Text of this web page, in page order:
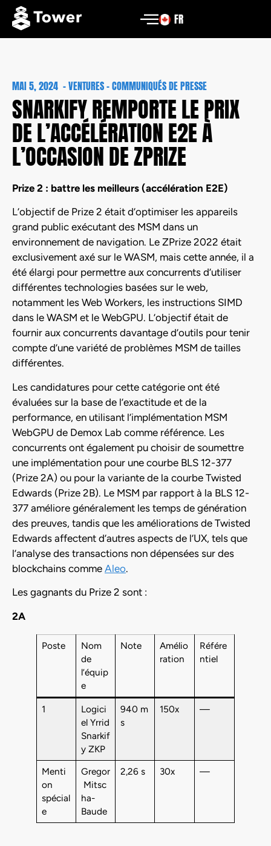
FR
MAI 5, 2024 -VENTURES - COMMUNIQUÉS DE PRESSE
SNARKIFY REMPORTE LE PRIX
DE L’ACCÉLÉRATION E2E À
L’OCCASION DE ZPRIZE
Prize 2 : battre les meilleurs (accélération E2E)
L’objectif de Prize 2 était d’optimiser les appareils
grand public exécutant des MSM dans un
environnement de navigation. Le ZPrize 2022 était
exclusivement axé sur le WASM, mais cette année, il a
été élargi pour permettre aux concurrents d’utiliser
différentes technologies basées sur le web,
notamment les Web Workers, les instructions SIMD
dans le WASM et le WebGPU. L’objectif était de
fournir aux concurrents davantage d’outils pour tenir
compte d’une variété de problèmes MSM de tailles
différentes.
Les candidatures pour cette catégorie ont été
évaluées sur la base de l’exactitude et de la
performance, en utilisant l’implémentation MSM
WebGPU de Demox Lab comme référence. Les
concurrents ont également pu choisir de soumettre
une implémentation pour une courbe BLS 12-377
(Prize 2A) ou pour la variante de la courbe Twisted
Edwards (Prize 2B). Le MSM par rapport à la BLS 12-
377 améliore généralement les temps de génération
des preuves, tandis que les améliorations de Twisted
Edwards affectent d’autres aspects de l’UX, tels que
l’analyse des transactions non dépensées sur des
blockchains comme Aleo.
Les gagnants du Prize 2 sont :
2A
Poste
Nom
de
l’équip
e
Note
Amélio
ration
Référe
ntiel
1
Logici
el Yrrid
Snarkif
y ZKP
940 m
s
150x —
Menti
on
spécial
e
Gregor
Mitsc
ha-
Baude
2,26 s 30x —